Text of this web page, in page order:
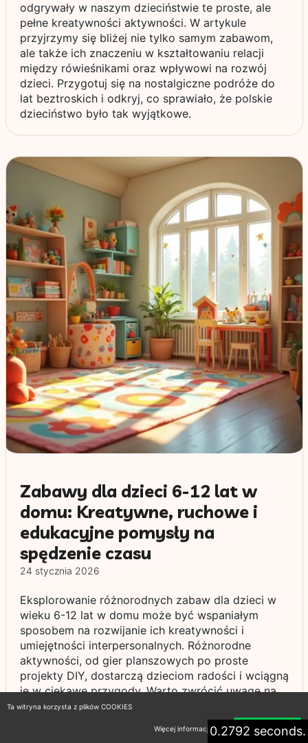
odgrywały w naszym dzieciństwie te proste, ale
pełne kreatywności aktywności. W artykule
przyjrzymy się bliżej nie tylko samym zabawom,
ale także ich znaczeniu w kształtowaniu relacji
między rówieśnikami oraz wpływowi na rozwój
dzieci. Przygotuj się na nostalgiczne podróże do
lat beztroskich i odkryj, co sprawiało, że polskie
dzieciństwo było tak wyjątkowe.
Zabawy dla dzieci 6-12 lat w
domu: Kreatywne, ruchowe i
edukacyjne pomysły na
spędzenie czasu
24 stycznia 2026
Eksplorowanie różnorodnych zabaw dla dzieci w
wieku 6-12 lat w domu może być wspaniałym
sposobem na rozwijanie ich kreatywności i
umiejętności interpersonalnych. Różnorodne
aktywności, od gier planszowych po proste
projekty DIY, dostarczą dzieciom radości i wciągną
je w ciekawe przygody. Warto zwrócić uwagę na
zajęcia, które angażują zarówno umysł, jak i ciało,
takie jak zabawy ruchowe, które można
zorganizować w ograniczonej przestrzeni. Nie
0.2792 seconds.
Ta witryna korzysta z plików COOKIES
Więcej informacji Akceptuję